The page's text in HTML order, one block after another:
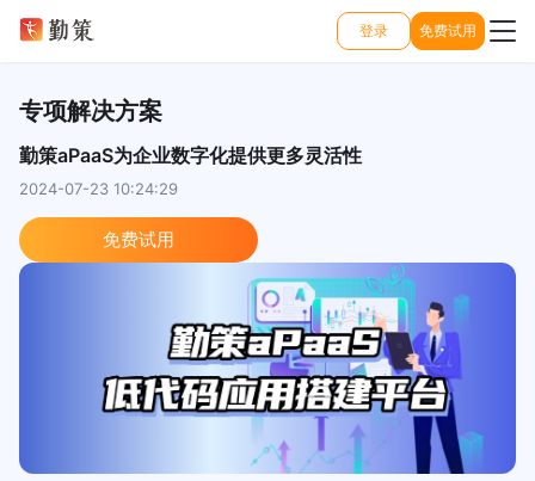
登录 免费试用
专项解决方案
勤策aPaaS为企业数字化提供更多灵活性
2024-07-23 10:24:29
免费试用